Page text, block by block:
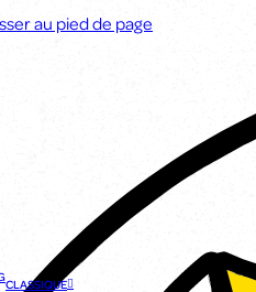
au pied de page
CLASSIQUE